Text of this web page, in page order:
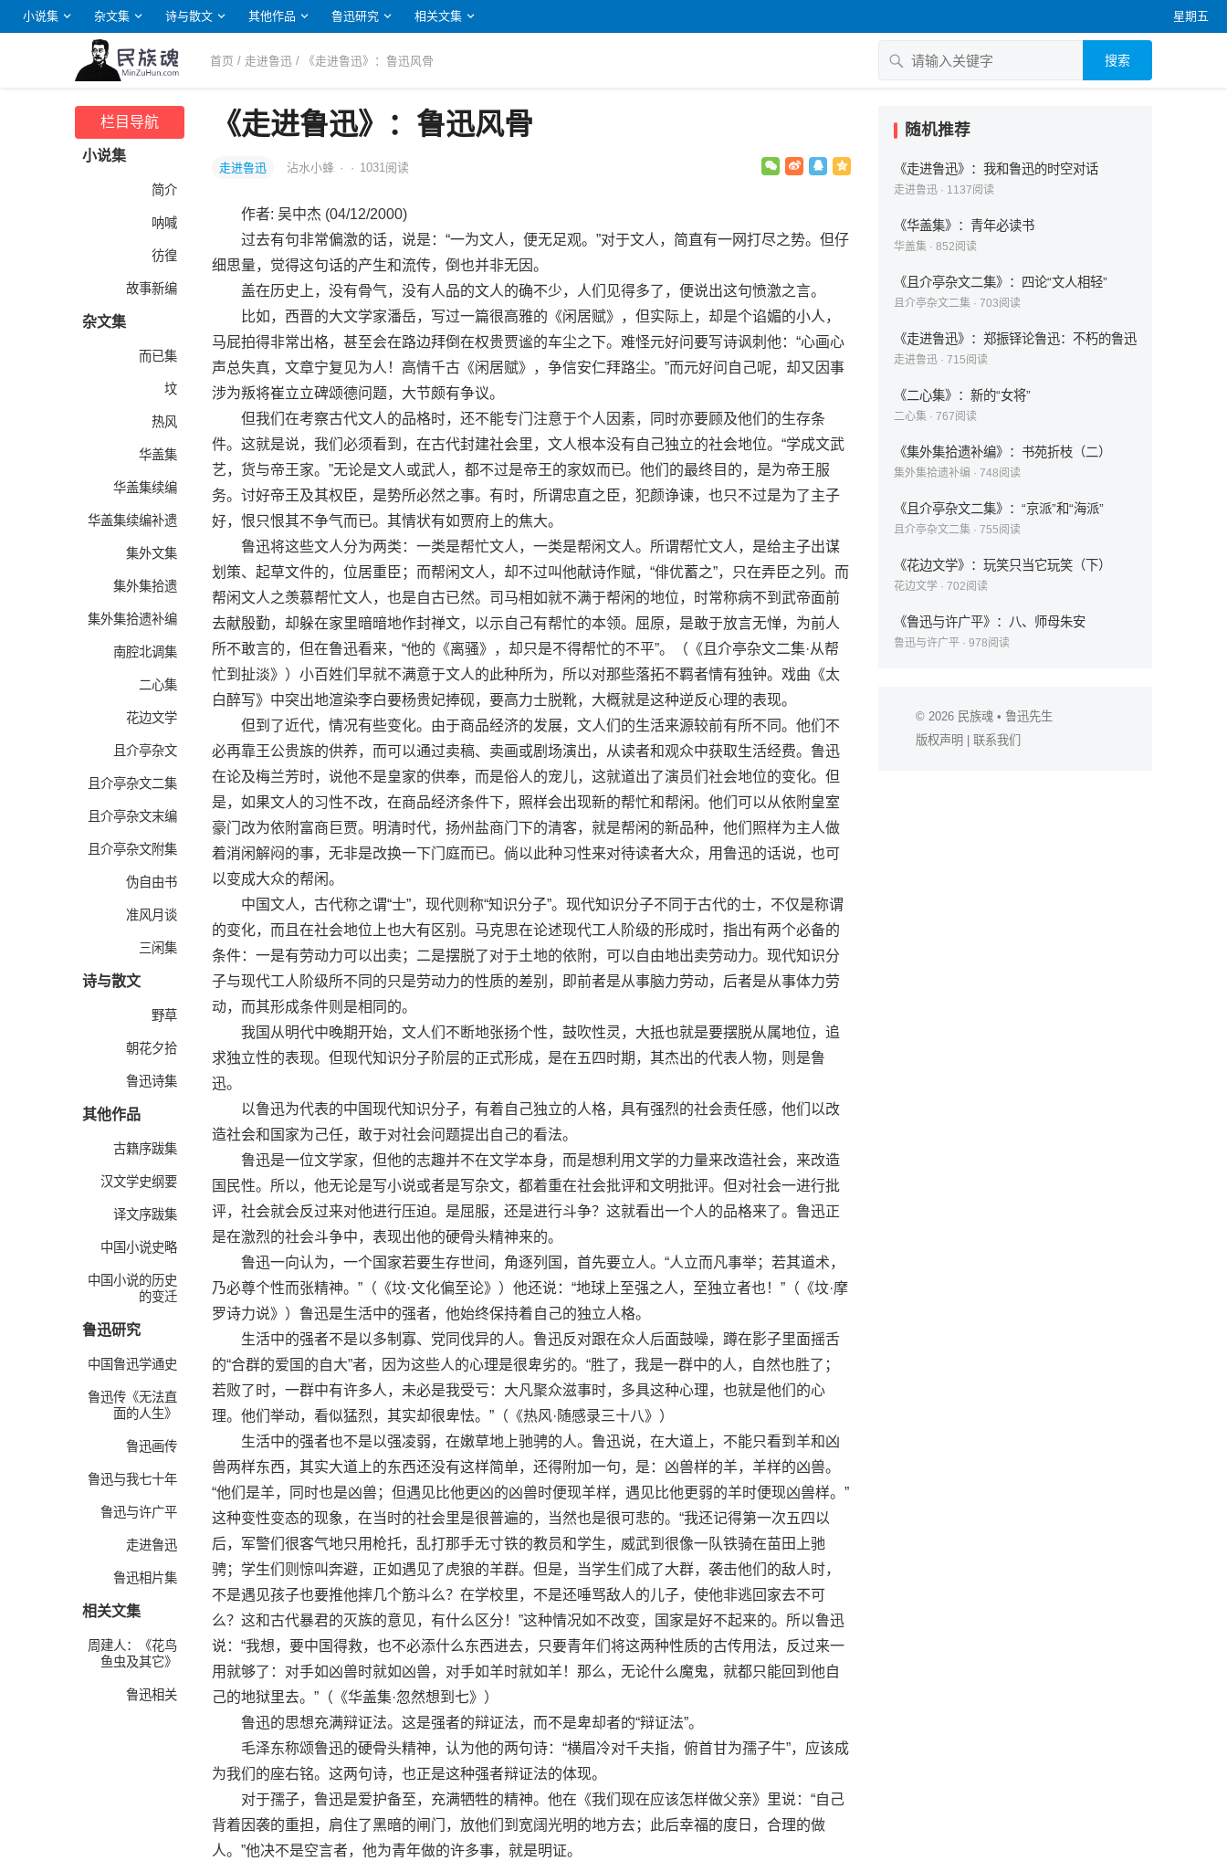
小说集 杂文集 诗与散文 其他作品 鲁迅研究 相关文集 星期五
首页 / 走进鲁迅 / 《走进鲁迅》：鲁迅风骨 搜索
栏目导航
小说集
简介
呐喊
彷徨
故事新编
杂文集
而已集
坟
热风
华盖集
华盖集续编
华盖集续编补遗
集外文集
集外集拾遗
集外集拾遗补编
南腔北调集
二心集
花边文学
且介亭杂文
且介亭杂文二集
且介亭杂文末编
且介亭杂文附集
伪自由书
准风月谈
三闲集
诗与散文
野草
朝花夕拾
鲁迅诗集
其他作品
古籍序跋集
汉文学史纲要
译文序跋集
中国小说史略
中国小说的历史
的变迁
鲁迅研究
中国鲁迅学通史
鲁迅传《无法直
面的人生》
鲁迅画传
鲁迅与我七十年
鲁迅与许广平
走进鲁迅
鲁迅相片集
相关文集
周建人：《花鸟
鱼虫及其它》
鲁迅相关
《走进鲁迅》：鲁迅风骨
走进鲁迅 沾水小蜂 · · 1031阅读
作者: 吴中杰 (04/12/2000)
过去有句非常偏激的话，说是：“一为文人，便无足观。”对于文人，简直有一网打尽之势。但仔
细思量，觉得这句话的产生和流传，倒也并非无因。
盖在历史上，没有骨气，没有人品的文人的确不少，人们见得多了，便说出这句愤激之言。
比如，西晋的大文学家潘岳，写过一篇很高雅的《闲居赋》，但实际上，却是个谄媚的小人，
马屁拍得非常出格，甚至会在路边拜倒在权贵贾谧的车尘之下。难怪元好问要写诗讽刺他：“心画心
声总失真，文章宁复见为人！高情千古《闲居赋》，争信安仁拜路尘。”而元好问自己呢，却又因事
涉为叛将崔立立碑颂德问题，大节颇有争议。
但我们在考察古代文人的品格时，还不能专门注意于个人因素，同时亦要顾及他们的生存条
件。这就是说，我们必须看到，在古代封建社会里，文人根本没有自己独立的社会地位。“学成文武
艺，货与帝王家。”无论是文人或武人，都不过是帝王的家奴而已。他们的最终目的，是为帝王服
务。讨好帝王及其权臣，是势所必然之事。有时，所谓忠直之臣，犯颜诤谏，也只不过是为了主子
好，恨只恨其不争气而已。其情状有如贾府上的焦大。
鲁迅将这些文人分为两类：一类是帮忙文人，一类是帮闲文人。所谓帮忙文人，是给主子出谋
划策、起草文件的，位居重臣；而帮闲文人，却不过叫他献诗作赋，“俳优蓄之”，只在弄臣之列。而
帮闲文人之羡慕帮忙文人，也是自古已然。司马相如就不满于帮闲的地位，时常称病不到武帝面前
去献殷勤，却躲在家里暗暗地作封禅文，以示自己有帮忙的本领。屈原，是敢于放言无惮，为前人
所不敢言的，但在鲁迅看来，“他的《离骚》，却只是不得帮忙的不平”。（《且介亭杂文二集·从帮
忙到扯淡》）小百姓们早就不满意于文人的此种所为，所以对那些落拓不羁者情有独钟。戏曲《太
白醉写》中突出地渲染李白要杨贵妃捧砚，要高力士脱靴，大概就是这种逆反心理的表现。
但到了近代，情况有些变化。由于商品经济的发展，文人们的生活来源较前有所不同。他们不
必再靠王公贵族的供养，而可以通过卖稿、卖画或剧场演出，从读者和观众中获取生活经费。鲁迅
在论及梅兰芳时，说他不是皇家的供奉，而是俗人的宠儿，这就道出了演员们社会地位的变化。但
是，如果文人的习性不改，在商品经济条件下，照样会出现新的帮忙和帮闲。他们可以从依附皇室
豪门改为依附富商巨贾。明清时代，扬州盐商门下的清客，就是帮闲的新品种，他们照样为主人做
着消闲解闷的事，无非是改换一下门庭而已。倘以此种习性来对待读者大众，用鲁迅的话说，也可
以变成大众的帮闲。
中国文人，古代称之谓“士”，现代则称“知识分子”。现代知识分子不同于古代的士，不仅是称谓
的变化，而且在社会地位上也大有区别。马克思在论述现代工人阶级的形成时，指出有两个必备的
条件：一是有劳动力可以出卖；二是摆脱了对于土地的依附，可以自由地出卖劳动力。现代知识分
子与现代工人阶级所不同的只是劳动力的性质的差别，即前者是从事脑力劳动，后者是从事体力劳
动，而其形成条件则是相同的。
我国从明代中晚期开始，文人们不断地张扬个性，鼓吹性灵，大抵也就是要摆脱从属地位，追
求独立性的表现。但现代知识分子阶层的正式形成，是在五四时期，其杰出的代表人物，则是鲁
迅。
以鲁迅为代表的中国现代知识分子，有着自己独立的人格，具有强烈的社会责任感，他们以改
造社会和国家为己任，敢于对社会问题提出自己的看法。
鲁迅是一位文学家，但他的志趣并不在文学本身，而是想利用文学的力量来改造社会，来改造
国民性。所以，他无论是写小说或者是写杂文，都着重在社会批评和文明批评。但对社会一进行批
评，社会就会反过来对他进行压迫。是屈服，还是进行斗争？这就看出一个人的品格来了。鲁迅正
是在激烈的社会斗争中，表现出他的硬骨头精神来的。
鲁迅一向认为，一个国家若要生存世间，角逐列国，首先要立人。“人立而凡事举；若其道术，
乃必尊个性而张精神。”（《坟·文化偏至论》）他还说：“地球上至强之人，至独立者也！”（《坟·摩
罗诗力说》）鲁迅是生活中的强者，他始终保持着自己的独立人格。
生活中的强者不是以多制寡、党同伐异的人。鲁迅反对跟在众人后面鼓噪，蹲在影子里面摇舌
的“合群的爱国的自大”者，因为这些人的心理是很卑劣的。“胜了，我是一群中的人，自然也胜了；
若败了时，一群中有许多人，未必是我受亏：大凡聚众滋事时，多具这种心理，也就是他们的心
理。他们举动，看似猛烈，其实却很卑怯。”（《热风·随感录三十八》）
生活中的强者也不是以强凌弱，在嫩草地上驰骋的人。鲁迅说，在大道上，不能只看到羊和凶
兽两样东西，其实大道上的东西还没有这样简单，还得附加一句，是：凶兽样的羊，羊样的凶兽。
“他们是羊，同时也是凶兽；但遇见比他更凶的凶兽时便现羊样，遇见比他更弱的羊时便现凶兽样。”
这种变性变态的现象，在当时的社会里是很普遍的，当然也是很可悲的。“我还记得第一次五四以
后，军警们很客气地只用枪托，乱打那手无寸铁的教员和学生，威武到很像一队铁骑在苗田上驰
骋；学生们则惊叫奔避，正如遇见了虎狼的羊群。但是，当学生们成了大群，袭击他们的敌人时，
不是遇见孩子也要推他摔几个筋斗么？在学校里，不是还唾骂敌人的儿子，使他非逃回家去不可
么？这和古代暴君的灭族的意见，有什么区分！”这种情况如不改变，国家是好不起来的。所以鲁迅
说：“我想，要中国得救，也不必添什么东西进去，只要青年们将这两种性质的古传用法，反过来一
用就够了：对手如凶兽时就如凶兽，对手如羊时就如羊！那么，无论什么魔鬼，就都只能回到他自
己的地狱里去。”（《华盖集·忽然想到七》）
鲁迅的思想充满辩证法。这是强者的辩证法，而不是卑却者的“辩证法”。
毛泽东称颂鲁迅的硬骨头精神，认为他的两句诗：“横眉冷对千夫指，俯首甘为孺子牛”，应该成
为我们的座右铭。这两句诗，也正是这种强者辩证法的体现。
对于孺子，鲁迅是爱护备至，充满牺牲的精神。他在《我们现在应该怎样做父亲》里说：“自己
背着因袭的重担，肩住了黑暗的闸门，放他们到宽阔光明的地方去；此后幸福的度日，合理的做
人。”他决不是空言者，他为青年做的许多事，就是明证。
随机推荐
《走进鲁迅》：我和鲁迅的时空对话
走进鲁迅 · 1137阅读
《华盖集》：青年必读书
华盖集 · 852阅读
《且介亭杂文二集》：四论“文人相轻”
且介亭杂文二集 · 703阅读
《走进鲁迅》：郑振铎论鲁迅：不朽的鲁迅
走进鲁迅 · 715阅读
《二心集》：新的“女将”
二心集 · 767阅读
《集外集拾遗补编》：书苑折枝（二）
集外集拾遗补编 · 748阅读
《且介亭杂文二集》：“京派”和“海派”
且介亭杂文二集 · 755阅读
《花边文学》：玩笑只当它玩笑（下）
花边文学 · 702阅读
《鲁迅与许广平》：八、师母朱安
鲁迅与许广平 · 978阅读
© 2026 民族魂 • 鲁迅先生
版权声明
联系我们